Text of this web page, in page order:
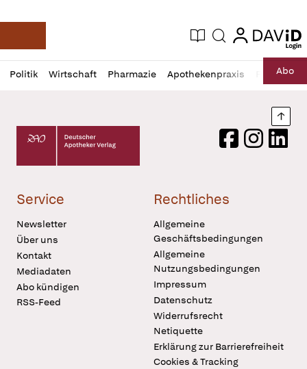
Deutsche Apotheker Zeitung
Aktuelle Ausgabe
Suche login
login
Politik Wirtschaft Pharmazie Apothekenpraxis RechtAbo
Profil
öffnen
Daz
Pur
Deutscher Apotheker Verlag Logo
FacebookInstagram
Service
Newsletter
Über uns
Kontakt
Mediadaten
Abo kündigen
RSS-Feed
Rechtliches
Allgemeine
Geschäftsbedingungen
Allgemeine
Nutzungsbedingungen
Impressum
Datenschutz
Widerrufsrecht
Netiquette
Erklärung zur Barrierefreiheit
Cookies & Tracking